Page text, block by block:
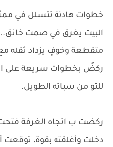
خطوات هادئة تتسلل في
البيت يغرق في صمت
متقطعة وخوفٍ يزداد ثقله
ركضٌ بخطوات سريعة على
للتو من سباته الطويل.
ركضت ب اتجاه الغرفة
دخلت وأغلقته بقوة، توقعت